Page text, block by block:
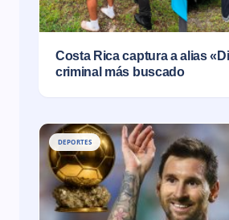
Costa Rica captura a alias
criminal más buscado
DEPORTES